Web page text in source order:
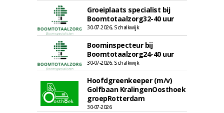
Groeiplaats specialist bij
Boomtotaalzorg32-40 uur
30-07-2026, Schalkwijk
Boominspecteur bij
Boomtotaalzorg24-40 uur
30-07-2026, Schalkwijk
Hoofdgreenkeeper (m/v)
Golfbaan KralingenOosthoek
groepRotterdam
30-07-2026